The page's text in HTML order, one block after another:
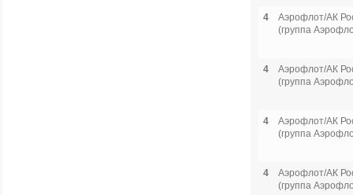
4
Аэрофлот/АК
(группа
4
Аэрофлот/АК
(группа
4
Аэрофлот/АК
(группа
4
Аэрофлот/АК
(группа